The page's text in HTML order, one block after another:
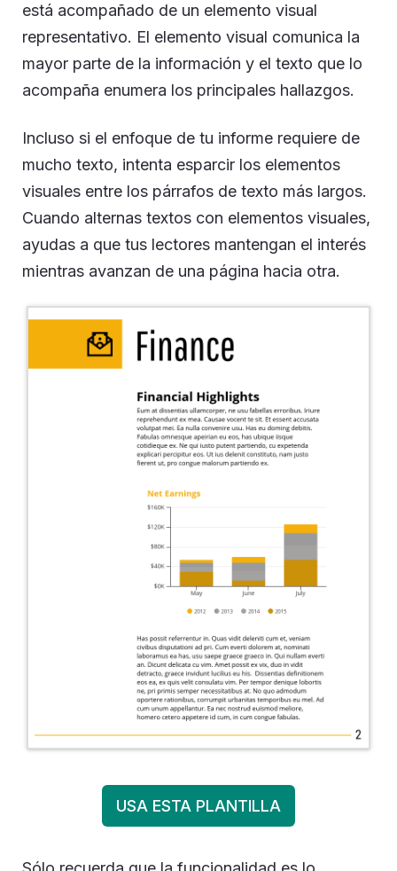
está acompañado de un elemento visual
representativo. El elemento visual comunica la
mayor parte de la información y el texto que lo
acompaña enumera los principales hallazgos.
Incluso si el enfoque de tu informe requiere de
mucho texto, intenta esparcir los elementos
visuales entre los párrafos de texto más largos.
Cuando alternas textos con elementos visuales,
ayudas a que tus lectores mantengan el interés
mientras avanzan de una página hacia otra.
USA ESTA PLANTILLA